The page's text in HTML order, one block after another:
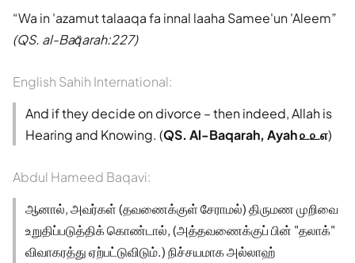
Wa in 'azamut talaaqa fa innal laaha Samee'un 'Aleem
(QS. al-Baq̈arah:227)
English Sahih International:
And if they decide on divorce – then indeed, Allah is
Hearing and Knowing. (QS. Al-Baqarah, Ayah ௨௨௭)
Abdul Hameed Baqavi:
ஆனால், அவர்கள் (தவணைக்குள் சேராமல்) திருமண முறிவை
உறுதிப்படுத்திக் கொண்டால், (அத்தவணைக்குப் பின் "தலாக்"
விவாகரத்து ஏற்பட்டுவிடும்.) நிச்சயமாக அல்லாஹ்